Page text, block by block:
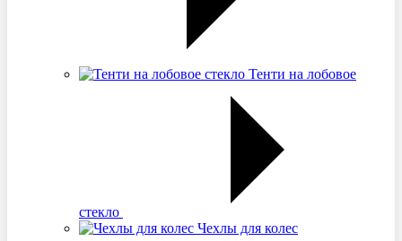
Тенти на лобовое
стекло
Чехлы для колес